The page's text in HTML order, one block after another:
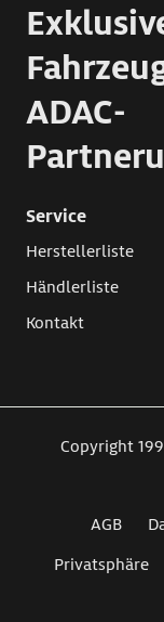
ADAC-
Service
Herstellerliste
Händlerliste
Kontakt
Copyright
AGB
Privatsphäre